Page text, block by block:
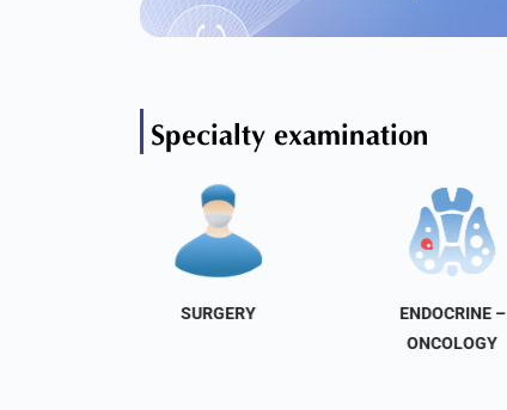
Specialty examination
SURGERY
ENDOCRINE –
ONCOLOGY